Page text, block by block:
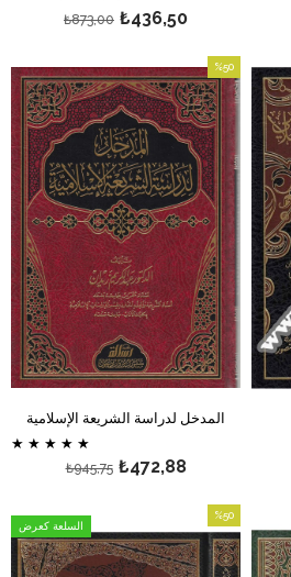
₺436,50
₺873,00
المدخل لدراسة الشريعة الإسلامية
★ ★ ★ ★ ★
₺472,88
₺945,75
%50
%50
بيع
%50بيع
السلعة كعرض